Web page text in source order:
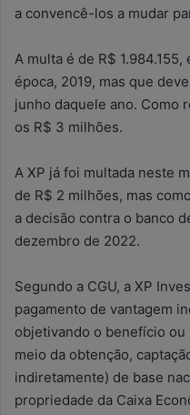
a convencê-los a mudar
A multa é de R$
época, 2019, mas que
junho daquele ano. Como
os R$ 3 milhões.
A XP já foi multada neste
de R$ 2 milhões, mas
a decisão contra o banco
dezembro de 2022.
Segundo a CGU, a XP
pagamento de vantagem
objetivando o benefício
meio da obtenção,
indiretamente) de base
propriedade da Caixa